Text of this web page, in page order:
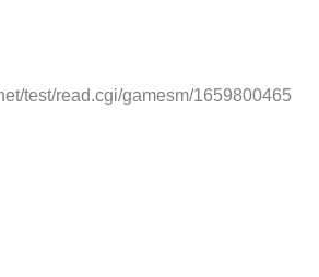
test/read.cgi/gamesm/1659800465